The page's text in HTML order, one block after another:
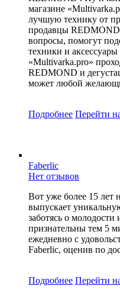
магазине
лучшую технику от
продавцы REDMOND
вопросы, помогут
техники и
«Multivarka.pro»
REDMOND и
может любой
Подробнее Перейти
Faberlic
Нет отзывов
Вот уже более 15
выпускает
заботясь о
признательны тем 5
ежедневно с
Faberlic, оценив по
Подробнее Перейти